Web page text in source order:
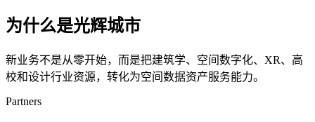
为什么是光辉城市
新业务不是从零开始，而是把建筑学、空间数字化、XR、高
校和设计行业资源，转化为空间数据资产服务能力。
Partners